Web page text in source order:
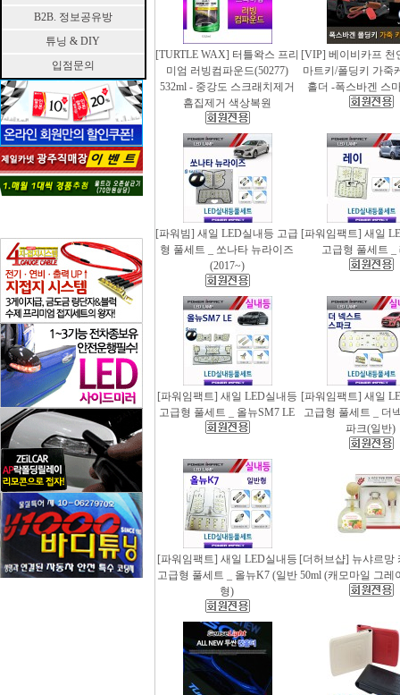
B2B. 정보공유방
튜닝 & DIY
입점문의
[TURTLE WAX] 터틀왁스 프리
미엄 러빙컴파운드(50277)
532ml - 중강도 스크래치제거
흠집제거 색상복원
[VIP] 베이비카프 천
마트키/폴딩키 가죽
홀더 -폭스바겐 스
[파워빔] 새일 LED실내등 고급
형 풀세트 _ 쏘나타 뉴라이즈
(2017~)
[파워임팩트] 새일
고급형 풀세트 _
[파워임팩트] 새일 LED실내등
고급형 풀세트 _ 올뉴SM7 LE
[파워임팩트] 새일
고급형 풀세트 _ 더
파크(일반)
[파워임팩트] 새일 LED실내등
고급형 풀세트 _ 올뉴K7 (일반
형)
[더허브샵] 뉴샤르망
50ml (캐모마일 그레